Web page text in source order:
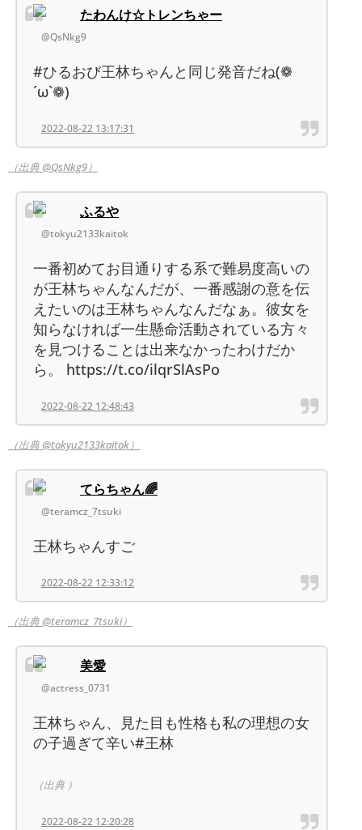
たわんけ☆トレンちゃー
@QsNkg9
#ひるおび王林ちゃんと同じ発音だね(❁
´ω`❁)
2022-08-22 13:17:31
（出典 @QsNkg9）
ふるや
@tokyu2133kaitok
一番初めてお目通りする系で難易度高いの
が王林ちゃんなんだが、一番感謝の意を伝
えたいのは王林ちゃんなんだなぁ。彼女を
知らなければ一生懸命活動されている方々
を見つけることは出来なかったわけだか
ら。 https://t.co/ilqrSlAsPo
2022-08-22 12:48:43
（出典 @tokyu2133kaitok）
てらちゃん🌈
@teramcz_7tsuki
王林ちゃんすご
2022-08-22 12:33:12
（出典 @teramcz_7tsuki）
美愛
@actress_0731
王林ちゃん、見た目も性格も私の理想の女
の子過ぎて辛い#王林
（出典 ）
2022-08-22 12:20:28